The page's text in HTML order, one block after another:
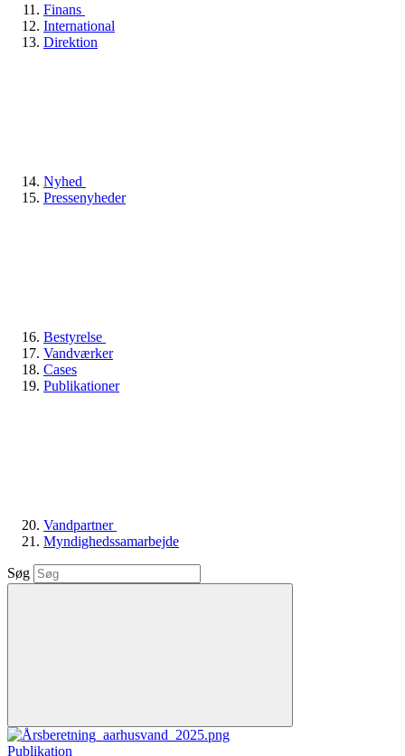
Finans
International
Direktion
Nyhed
Pressenyheder
Bestyrelse
Vandværker
Cases
Publikationer
Vandpartner
Myndighedssamarbejde
Søg
Publikation